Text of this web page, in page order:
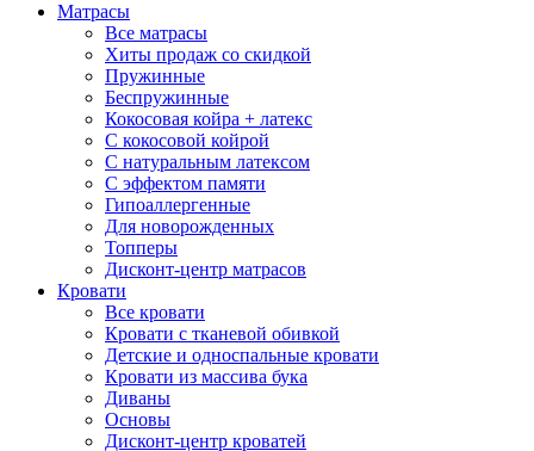
Матрасы
Все матрасы
Хиты продаж со скидкой
Пружинные
Беспружинные
Кокосовая койра + латекс
С кокосовой койрой
С натуральным латексом
С эффектом памяти
Гипоаллергенные
Для новорожденных
Топперы
Дисконт-центр матрасов
Кровати
Все кровати
Кровати с тканевой обивкой
Детские и односпальные кровати
Кровати из массива бука
Диваны
Основы
Дисконт-центр кроватей